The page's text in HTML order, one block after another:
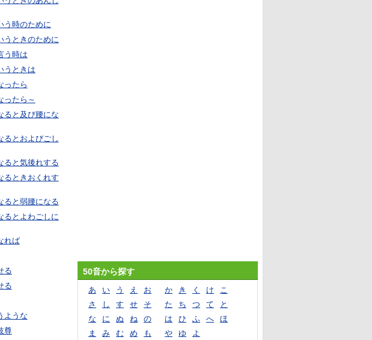
う時のために
うときのために
う時は
うときは
ったら
ったら～
ると及び腰にな
るとおよびごし
ると気後れする
るときおくれす
ると弱腰になる
るとよわごしに
れば
る
る
ような
尊
50音から探す
あ い う え お か き く け
こ
さ
し す せ そ た ち つ て
と
な
に ぬ ね の は ひ ふ へ
ほ
ま
み む め も や ゆ
よ